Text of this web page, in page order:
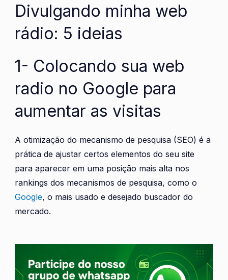
Divulgando minha web
rádio: 5 ideias
1- Colocando sua web
radio no Google para
aumentar as visitas
A otimização do mecanismo de pesquisa (SEO) é a
prática de ajustar certos elementos do seu site
para aparecer em uma posição mais alta nos
rankings dos mecanismos de pesquisa, como o
Google, o mais usado e desejado buscador do
mercado.